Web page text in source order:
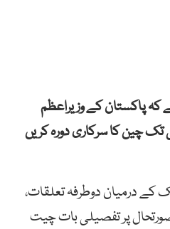
کہ پاکستان کے وزیراعظم
23 سے 26 مئی تک چین کا سرکاری دورہ کریں
کے درمیان دوطرفہ تعلقات،
پر تفصیلی بات چیت